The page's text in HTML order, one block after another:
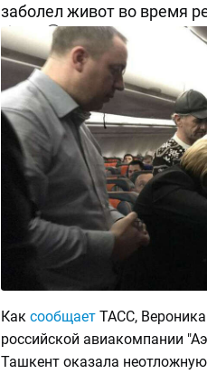
заболел живот во время
0
Как сообщаетТАСС, Вероника
российской авиакомпании
Ташкент оказала